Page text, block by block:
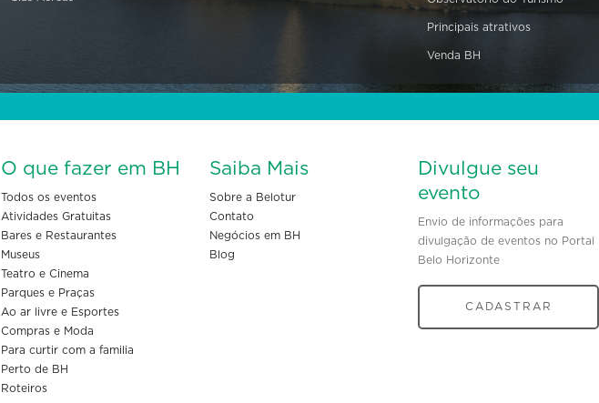
Principais atrativos
Venda BH
O que fazer em BH
Todos os eventos
Atividades Gratuitas
Bares e Restaurantes
Museus
Teatro e Cinema
Parques e Praças
Ao ar livre e Esportes
Compras e Moda
Para curtir com a familia
Perto de BH
Roteiros
Saiba Mais
Sobre a Belotur
Contato
Negócios em BH
Blog
Divulgue seu
evento
Envio de informações para
divulgação de eventos no Portal
Belo Horizonte
CADASTRAR